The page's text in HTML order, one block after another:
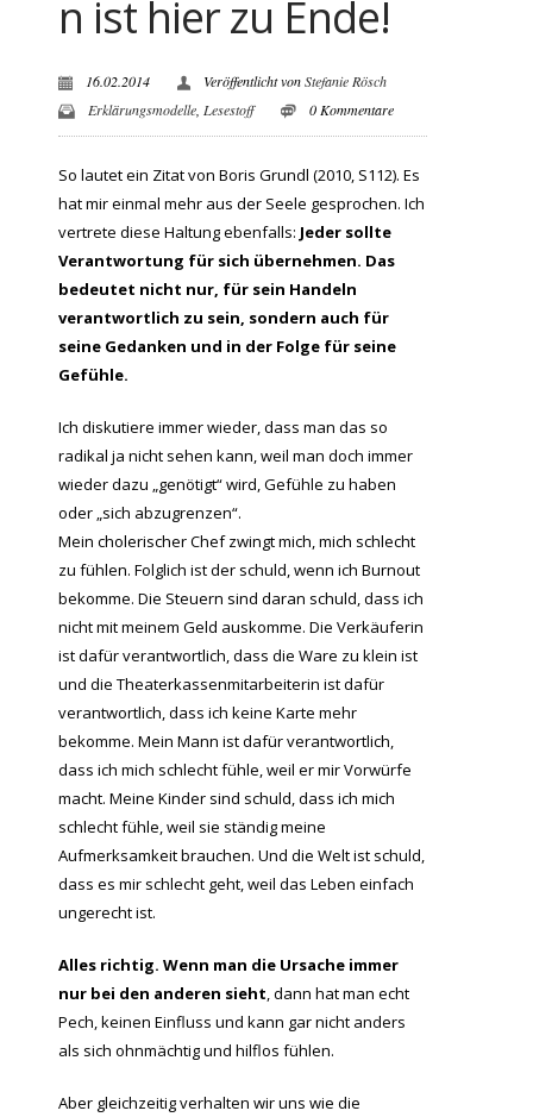
n ist hier zu Ende!
16.02.2014 Veröffentlicht vonStefanie Rösch
Erklärungsmodelle Lesestoff 0 Kommentare
So lautet ein Zitat von Boris Grundl (2010, S112). Es
hat mir einmal mehr aus der Seele gesprochen. Ich
vertrete diese Haltung ebenfalls: Jeder sollte
Verantwortung für sich übernehmen. Das
bedeutet nicht nur, für sein Handeln
verantwortlich zu sein, sondern auch für
seine Gedanken und in der Folge für seine
Gefühle.
Ich diskutiere immer wieder, dass man das so
radikal ja nicht sehen kann, weil man doch immer
wieder dazu „genötigt“ wird, Gefühle zu haben
oder „sich abzugrenzen“.
Mein cholerischer Chef zwingt mich, mich schlecht
zu fühlen. Folglich ist der schuld, wenn ich Burnout
bekomme. Die Steuern sind daran schuld, dass ich
nicht mit meinem Geld auskomme. Die Verkäuferin
ist dafür verantwortlich, dass die Ware zu klein ist
und die Theaterkassenmitarbeiterin ist dafür
verantwortlich, dass ich keine Karte mehr
bekomme. Mein Mann ist dafür verantwortlich,
dass ich mich schlecht fühle, weil er mir Vorwürfe
macht. Meine Kinder sind schuld, dass ich mich
schlecht fühle, weil sie ständig meine
Aufmerksamkeit brauchen. Und die Welt ist schuld,
dass es mir schlecht geht, weil das Leben einfach
ungerecht ist.
Alles richtig. Wenn man die Ursache immer
nur bei den anderen sieht, dann hat man echt
Pech, keinen Einfluss und kann gar nicht anders
als sich ohnmächtig und hilflos fühlen.
Aber gleichzeitig verhalten wir uns wie die